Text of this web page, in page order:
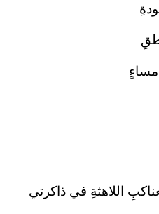
مساءٍ
اللاهثةِ في ذاكرتي